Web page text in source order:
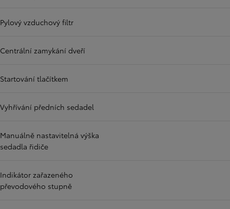
Pylový vzduchový filtr
Centrální zamykání dveří
Startování tlačítkem
Vyhřívání předních sedadel
Manuálně nastavitelná výška
sedadla řidiče
Indikátor zařazeného
převodového stupně